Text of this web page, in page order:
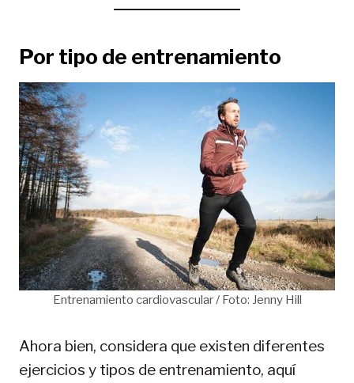
Por tipo de entrenamiento
Entrenamiento cardiovascular / Foto: Jenny Hill
Ahora bien, considera que existen diferentes
ejercicios y tipos de entrenamiento, aquí